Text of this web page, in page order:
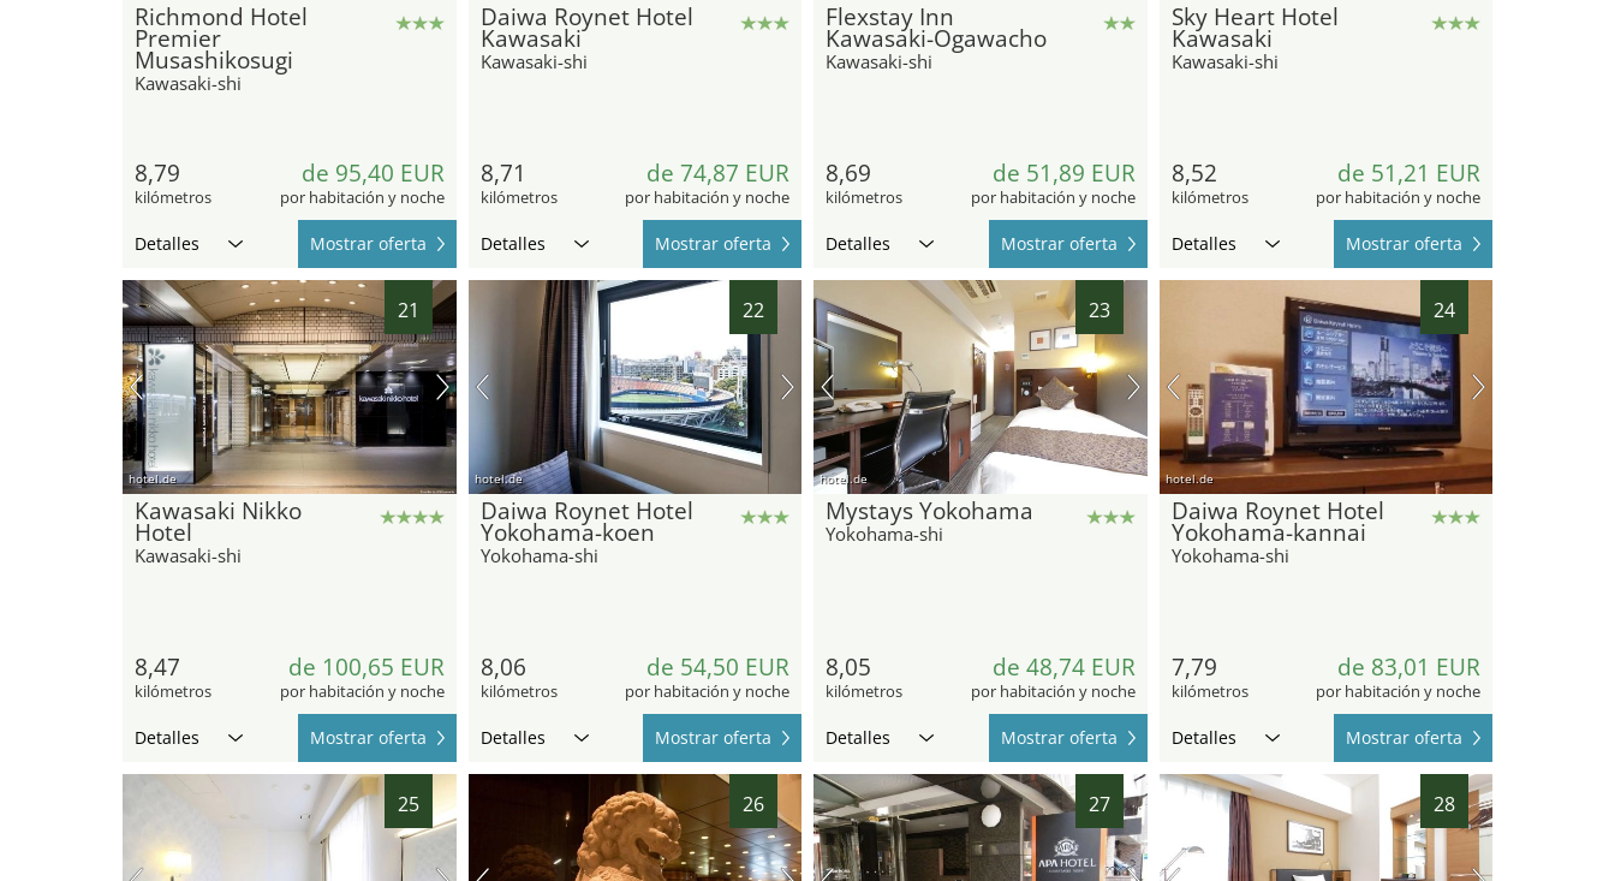
Richmond Hotel
Premier
Musashikosugi
Kawasaki-shi
8,79
kilómetros
de 95,40 EUR
por habitación y noche
Detalles Mostrar oferta
Daiwa Roynet Hotel
Kawasaki
Kawasaki-shi
8,71
kilómetros
de 74,87 EUR
por habitación y noche
Detalles Mostrar oferta
Flexstay Inn
Kawasaki-Ogawacho
Kawasaki-shi
8,69
kilómetros
de 51,89 EUR
por habitación y noche
Detalles Mostrar oferta
Sky Heart Hotel
Kawasaki
Kawasaki-shi
8,52
kilómetros
de 51,21 EUR
por habitación y noche
Detalles Mostrar oferta
21
hotel.de
Kawasaki Nikko
Hotel
Kawasaki-shi
8,47
kilómetros
de 100,65 EUR
por habitación y noche
Detalles Mostrar oferta
22
hotel.de
Daiwa Roynet Hotel
Yokohama-koen
Yokohama-shi
8,06
kilómetros
de 54,50 EUR
por habitación y noche
Detalles Mostrar oferta
23
hotel.de
Mystays Yokohama
Yokohama-shi
8,05
kilómetros
de 48,74 EUR
por habitación y noche
Detalles Mostrar oferta
24
hotel.de
Daiwa Roynet Hotel
Yokohama-kannai
Yokohama-shi
7,79
kilómetros
de 83,01 EUR
por habitación y noche
Detalles Mostrar oferta
25 26 27 28